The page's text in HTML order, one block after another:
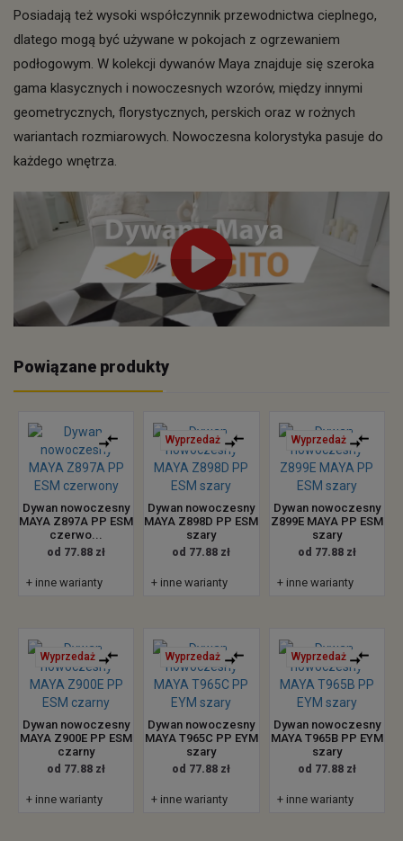
Posiadają też wysoki współczynnik przewodnictwa cieplnego,
dlatego mogą być używane w pokojach z ogrzewaniem
podłogowym. W kolekcji dywanów Maya znajduje się szeroka
gama klasycznych i nowoczesnych wzorów, między innymi
geometrycznych, florystycznych, perskich oraz w rożnych
wariantach rozmiarowych. Nowoczesna kolorystyka pasuje do
każdego wnętrza.
Powiązane produkty
Dywan nowoczesny
MAYA Z897A PP ESM
czerwo...
od 77.88 zł
+ inne warianty
Wyprzedaż
Dywan nowoczesny
MAYA Z898D PP ESM
szary
od 77.88 zł
+ inne warianty
Wyprzedaż
Dywan nowoczesny
Z899E MAYA PP ESM
szary
od 77.88 zł
+ inne warianty
Wyprzedaż
Dywan nowoczesny
MAYA Z900E PP ESM
czarny
od 77.88 zł
+ inne warianty
Wyprzedaż
Dywan nowoczesny
MAYA T965C PP EYM
szary
od 77.88 zł
+ inne warianty
Wyprzedaż
Dywan nowoczesny
MAYA T965B PP EYM
szary
od 77.88 zł
+ inne warianty